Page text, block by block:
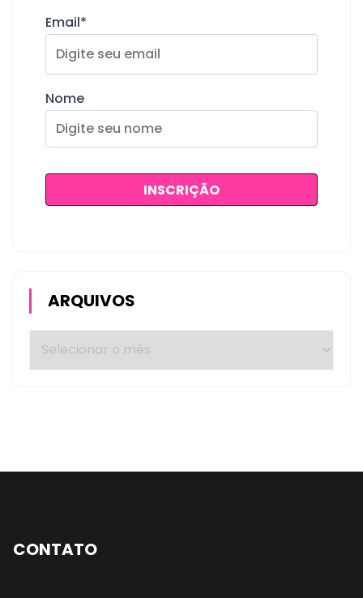
Email*
Nome
ARQUIVOS
CONTATO